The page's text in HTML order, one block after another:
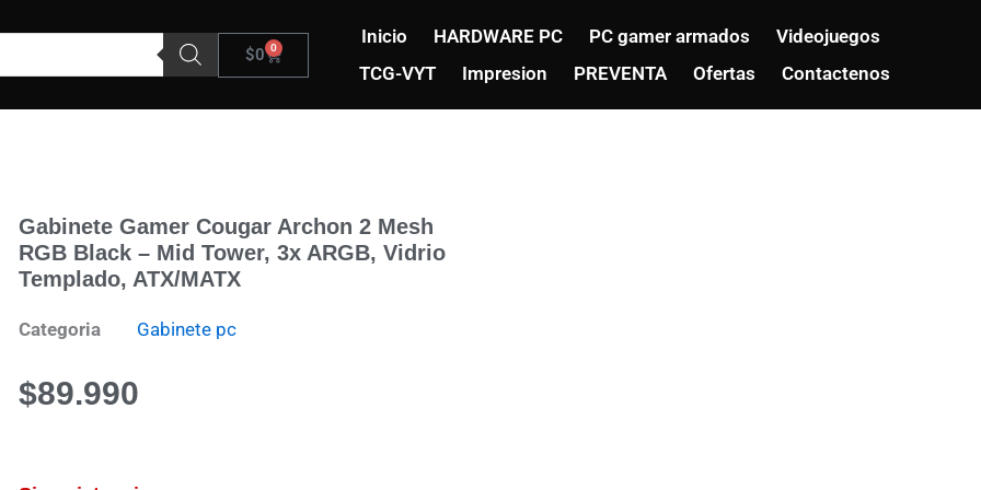
$0 0
Carrito
Inicio HARDWARE PC PC gamer armados
Videojuegos
TCG-VYT
Impresion PREVENTA Ofertas Contactenos
Gabinete Gamer Cougar Archon 2 Mesh
RGB Black – Mid Tower, 3x ARGB, Vidrio
Templado, ATX/mATX
Categoria Gabinete pc
$89.990